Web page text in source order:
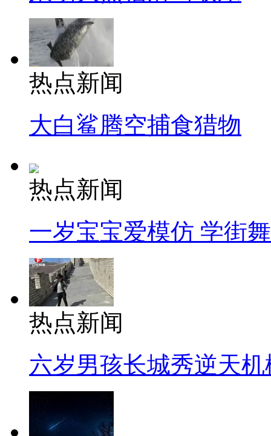
热点新闻
大白鲨腾空捕食猎物
热点新闻
一岁宝宝爱模仿 学街
热点新闻
六岁男孩长城秀逆天机